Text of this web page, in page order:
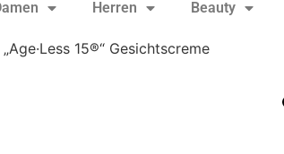
Herren Beauty
15®“ Gesichtscreme